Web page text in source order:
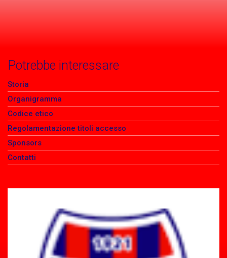
Potrebbe interessare
Storia
Organigramma
Codice etico
Regolamentazione titoli accesso
Sponsors
Contatti